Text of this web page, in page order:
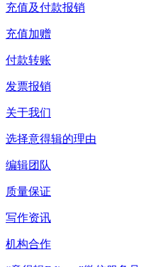
充值及付款报销
充值加赠
付款转账
发票报销
关于我们
选择意得辑的理由
编辑团队
质量保证
写作资讯
机构合作